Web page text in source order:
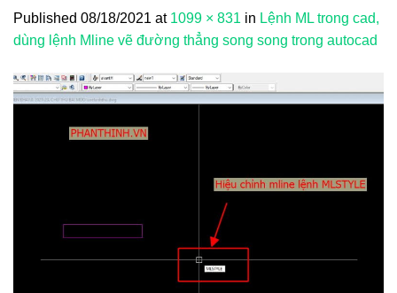
Published 08/18/2021 at 1099 × 831 in Lệnh ML trong cad,
dùng lệnh Mline vẽ đường thẳng song song trong autocad